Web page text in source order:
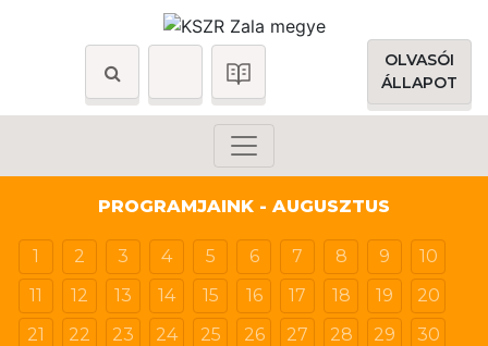
OLVASÓI
ÁLLAPOT
PROGRAMJAINK - AUGUSZTUS
1 2 3 4 5 6 7 8 9
10
11
12 13 14 15 16 17 18 19
20
21
22 23 24 25 26 27 28 29
30